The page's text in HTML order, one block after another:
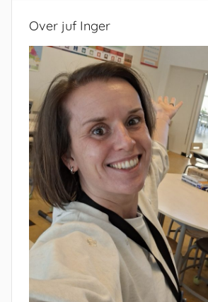
Over juf Inger